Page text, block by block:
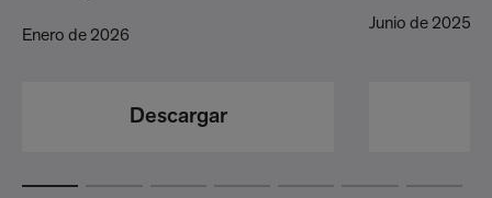
Enero de 2026
Descargar
Junio de 2025